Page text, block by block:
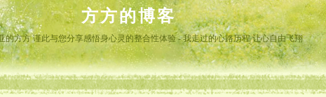
方方的博客
的方方 谨此与您分享感悟身心灵的整合性体验 - 我走过的心路历程 让心自由飞翔